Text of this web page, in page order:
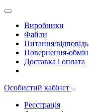
Виробники
Файли
Питання/відповідь
Повернення-обмін
Доставка і оплата
Особистий кабінет
Реєстрація